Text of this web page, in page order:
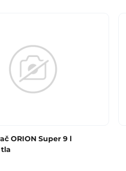
ORION Super 9 l